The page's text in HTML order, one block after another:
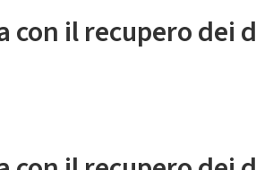
con il recupero dei